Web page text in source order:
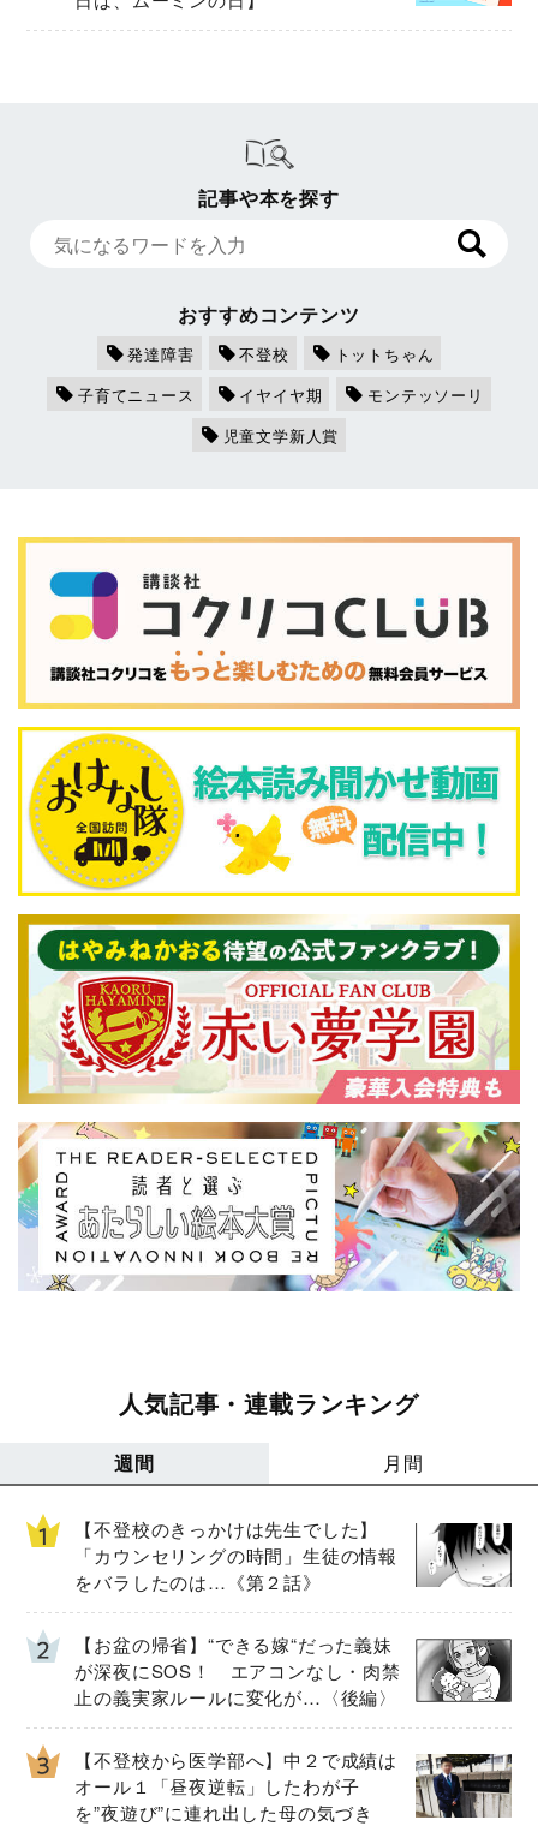
記事や本を探す
おすすめコンテンツ
発達障害 不登校
トットちゃん
子育てニュース
イヤイヤ期
モンテッソーリ
児童文学新人賞
人気記事・連載ランキング
週間 月間
【不登校のきっかけは先生でした】
「カウンセリングの時間」生徒の情報
をバラしたのは…《第２話》
【お盆の帰省】“できる嫁“だった義妹
が深夜にSOS！ エアコンなし・肉禁
止の義実家ルールに変化が…〈後編〉
【不登校から医学部へ】中２で成績は
オール１「昼夜逆転」したわが子
を”夜遊び”に連れ出した母の気づき